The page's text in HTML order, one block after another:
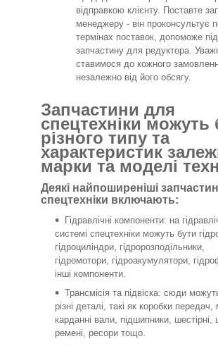
відправкою клієнту. Поставте
менеджеру - він проконсультує
термінах поставок, допоможе
запчастину для редуктора.
ставимося до кожного
незалежно від його обсягу.
Запчастини для
спецтехніки можуть
різного типу та
характеристик
марки та моделі
Деякі найпоширеніші
спецтехніки включають:
Гідравлічні компоненти: на
системі спецтехніки можуть бути
гідроциліндри, гідророзподільники,
гідромотори, гідроакумулятори,
інші компоненти.
Трансмісія та підвіска: сюди
різні деталі, такі як коробки передач,
карданні вали, підшипники, шестірні,
ремені, ресори тощо.